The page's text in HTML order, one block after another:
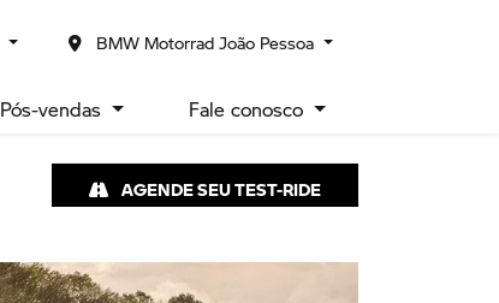
BMW Motorrad João Pessoa
Pós-vendas Fale conosco
AGENDE SEU TEST-RIDE